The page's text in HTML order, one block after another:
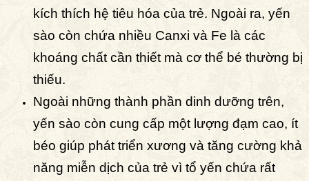
kích thích hệ tiêu hóa của trẻ. Ngoài ra, yến
sào còn chứa nhiều Canxi và Fe là các
khoáng chất cần thiết mà cơ thể bé thường bị
thiếu.
Ngoài những thành phần dinh dưỡng trên,
yến sào còn cung cấp một lượng đạm cao, ít
béo giúp phát triển xương và tăng cường khả
năng miễn dịch của trẻ vì tổ yến chứa rất